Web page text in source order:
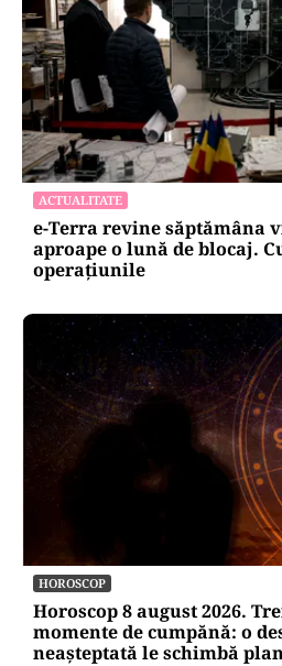
ACTUALITATE
e-Terra revine săptămâna
aproape o lună de blocaj.
operațiunile
HOROSCOP
Horoscop 8 august 2026.
momente de cumpănă: o
neașteptată le schimbă